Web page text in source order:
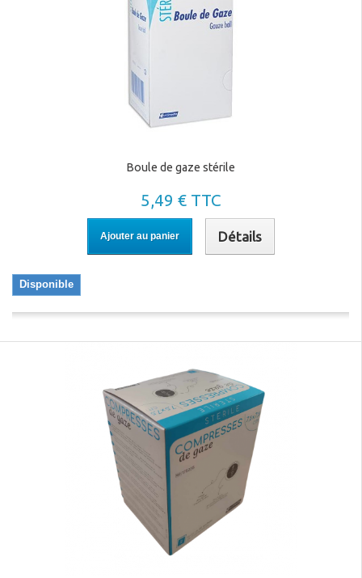
Boule de gaze stérile
5,49 € TTC
Ajouter au panier Détails
Disponible